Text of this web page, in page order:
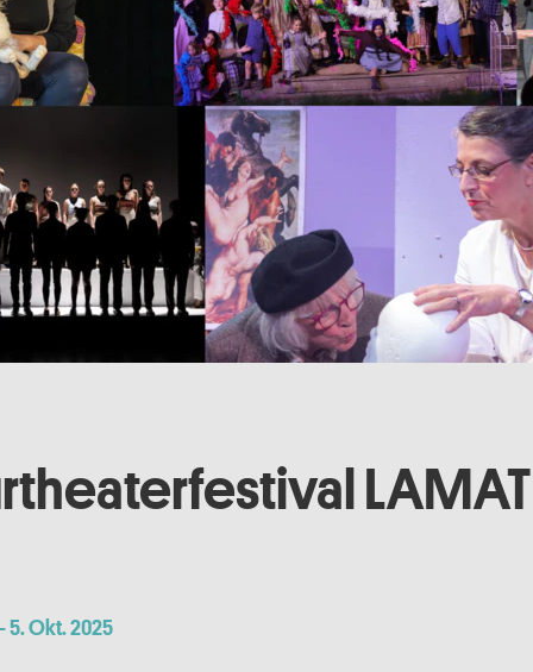
5. Okt. 2025